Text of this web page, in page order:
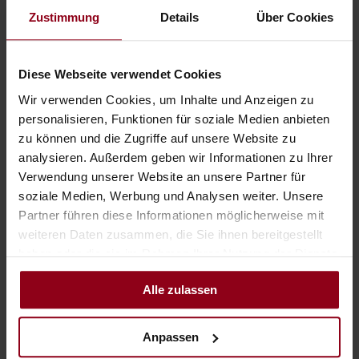
Zustimmung Details Über Cookies
Diese Webseite verwendet Cookies
Wir verwenden Cookies, um Inhalte und Anzeigen zu
personalisieren, Funktionen für soziale Medien anbieten
zu können und die Zugriffe auf unsere Website zu
analysieren. Außerdem geben wir Informationen zu Ihrer
Verwendung unserer Website an unsere Partner für
soziale Medien, Werbung und Analysen weiter. Unsere
Partner führen diese Informationen möglicherweise mit
weiteren Daten zusammen, die Sie ihnen bereitgestellt
haben oder die sie im Rahmen Ihrer Nutzung der Dienste
gesammelt haben.
Alle zulassen
Anpassen
und Persönlichkeit wird damit nicht einfacher – Online-
basierte Tests und Assessment Systeme in der
Eine optimale Auswahl kann das Probemonat jedoch nicht
ersetzen. Hier kann und muss ich mich um meine neuen
Mitarbeiter/innen richtig kümmern. Hier können wir uns
gegenseitig kennenlernen. Hier können wir beide sehen, ob
wir zusammenpassen und ob die überprüften Kompetenzen
auch in der Praxis umgesetzt werden. Viel zu wenige
Unternehmen nützen diese Möglichkeit.
Noch ein Tipp: Führung ≠ Durchführung
Wie in den seltensten Fällen Fußballspieler gleichzeitig
Trainer geworden sind [Franz Beckenbauer, Zinédine Zidane